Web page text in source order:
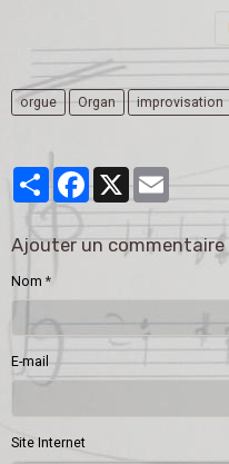
orgue Organ improvisation
PartagerFacebook
Ajouter un commentaire
Nom
E-mail
Site Internet